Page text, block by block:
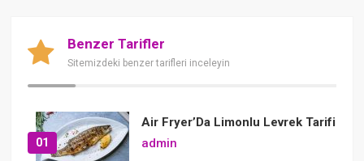
Benzer Tarifler
Sitemizdeki benzer tarifleri inceleyin
01
Air Fryer’Da Limonlu Levrek Tarifi
admin